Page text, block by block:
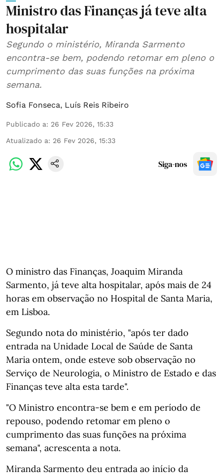
Ministro das Finanças já teve alta
hospitalar
Segundo o ministério, Miranda Sarmento
encontra-se bem, podendo retomar em pleno o
cumprimento das suas funções na próxima
semana.
Sofia Fonseca, Luís Reis Ribeiro
Publicado a: 26 Fev 2026, 15:33
Atualizado a: 26 Fev 2026, 15:33
Siga-nos
O ministro das Finanças, Joaquim Miranda
Sarmento, já teve alta hospitalar, após mais de 24
horas em observação no Hospital de Santa Maria,
em Lisboa.
Segundo nota do ministério, "após ter dado
entrada na Unidade Local de Saúde de Santa
Maria ontem, onde esteve sob observação no
Serviço de Neurologia, o Ministro de Estado e das
Finanças teve alta esta tarde".
"O Ministro encontra-se bem e em período de
repouso, podendo retomar em pleno o
cumprimento das suas funções na próxima
semana", acrescenta a nota.
Miranda Sarmento deu entrada ao início da